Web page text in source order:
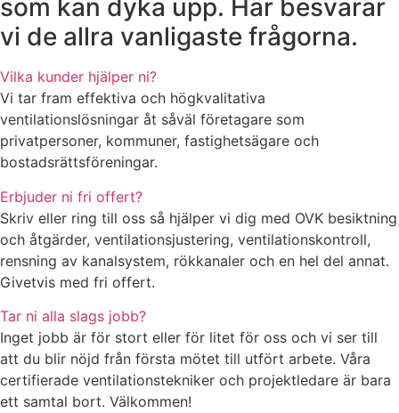
som kan dyka upp. Här besvarar
vi de allra vanligaste frågorna.
Vilka kunder hjälper ni?
Vi tar fram effektiva och högkvalitativa
ventilationslösningar åt såväl företagare som
privatpersoner, kommuner, fastighetsägare och
bostadsrättsföreningar.
Erbjuder ni fri offert?
Skriv eller ring till oss så hjälper vi dig med OVK besiktning
och åtgärder, ventilationsjustering, ventilationskontroll,
rensning av kanalsystem, rökkanaler och en hel del annat.
Givetvis med fri offert.
Tar ni alla slags jobb?
Inget jobb är för stort eller för litet för oss och vi ser till
att du blir nöjd från första mötet till utfört arbete. Våra
certifierade ventilationstekniker och projektledare är bara
ett samtal bort. Välkommen!